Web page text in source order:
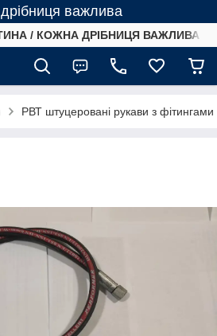
важлива
/ КОЖНА ДРІБНИЦЯ ВАЖЛИВА /
РВТ штуцеровані рукави з фітингами